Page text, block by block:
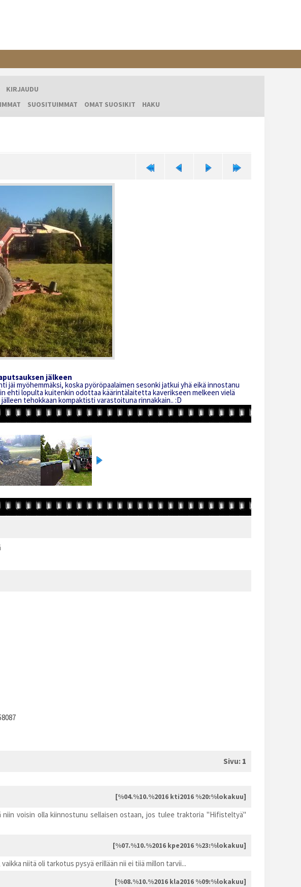
KIRJAUDU
SUOSITUIMMAT OMAT SUOSIKIT HAKU
jälkeen
myöhemmäksi, koska pyöröpaalaimen sesonki jatkui yhä eikä innostanu
ehti lopulta kuitenkin odottaa käärintälaitetta kaverikseen melkeen vielä
tehokkaan kompaktisti varastoituna rinnakkain.. :D
Sivu: 1
[%04.%10.%2016 kti2016 %20:%lokakuu]
voisin olla kiinnostunu sellaisen ostaan, jos tulee traktoria "Hifisteltyä"
[%07.%10.%2016 kpe2016 %23:%lokakuu]
niitä oli tarkotus pysyä erillään nii ei tiiä millon tarvii...
[%08.%10.%2016 kla2016 %09:%lokakuu]